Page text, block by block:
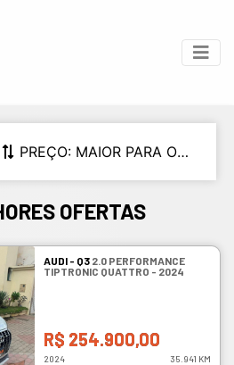
PREÇO: MAIOR PARA O
OFERTAS
AUDI - Q3 2.0 PERFORMANCE
TIPTRONIC QUATTRO - 2024
R$ 254.900,00
2024
35.941 KM